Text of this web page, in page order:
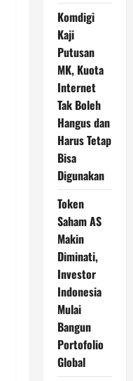
Komdigi
Kaji
Putusan
MK, Kuota
Internet
Tak Boleh
Hangus dan
Harus Tetap
Bisa
Digunakan
Token
Saham AS
Makin
Diminati,
Investor
Indonesia
Mulai
Bangun
Portofolio
Global